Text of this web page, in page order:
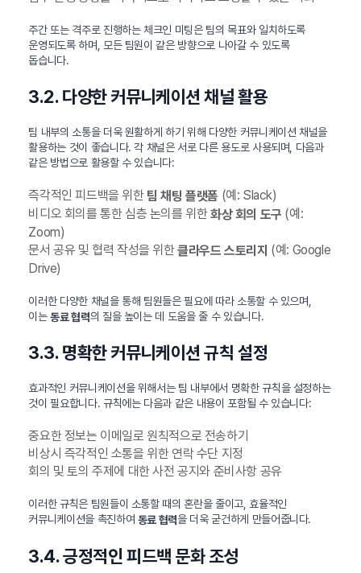
주간 또는 격주로 진행하는 체크인 미팅은 팀의 목표와 일치하도록
운영되도록 하며, 모든 팀원이 같은 방향으로 나아갈 수 있도록
돕습니다.
3.2. 다양한 커뮤니케이션 채널 활용
팀 내부의 소통을 더욱 원활하게 하기 위해 다양한 커뮤니케이션 채널을
활용하는 것이 좋습니다. 각 채널은 서로 다른 용도로 사용되며, 다음과
같은 방법으로 활용할 수 있습니다:
즉각적인 피드백을 위한 팀 채팅 플랫폼 (예: Slack)
비디오 회의를 통한 심층 논의를 위한화상 회의 도구 (예:
Zoom)
문서 공유 및 협력 작성을 위한클라우드 스토리지 (예: Google
Drive)
이러한 다양한 채널을 통해 팀원들은 필요에 따라 소통할 수 있으며,
이는동료 협력의 질을 높이는 데 도움을 줄 수 있습니다.
3.3. 명확한 커뮤니케이션 규칙 설정
효과적인 커뮤니케이션을 위해서는 팀 내부에서 명확한 규칙을 설정하는
것이 필요합니다. 규칙에는 다음과 같은 내용이 포함될 수 있습니다:
중요한 정보는 이메일로 원칙적으로 전송하기
비상시 즉각적인 소통을 위한 연락 수단 지정
회의 및 토의 주제에 대한 사전 공지와 준비사항 공유
이러한 규칙은 팀원들이 소통할 때의 혼란을 줄이고, 효율적인
커뮤니케이션을 촉진하여 동료 협력을 더욱 굳건하게 만들어줍니다.
3.4. 긍정적인 피드백 문화 조성